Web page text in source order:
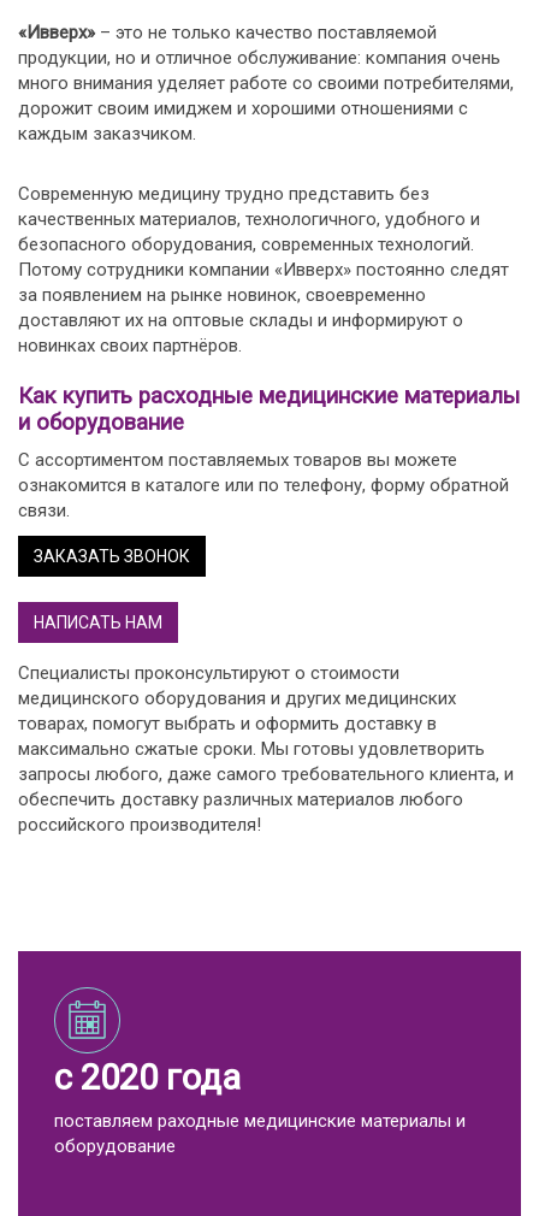
«Ивверх»– это не только качество поставляемой
продукции, но и отличное обслуживание: компания очень
много внимания уделяет работе со своими потребителями,
дорожит своим имиджем и хорошими отношениями с
каждым заказчиком.
Современную медицину трудно представить без
качественных материалов, технологичного, удобного и
безопасного оборудования, современных технологий.
Потому сотрудники компании «Ивверх» постоянно следят
за появлением на рынке новинок, своевременно
доставляют их на оптовые склады и информируют о
новинках своих партнёров.
Как купить расходные медицинские материалы
и оборудование
С ассортиментом поставляемых товаров вы можете
ознакомится в каталоге или по телефону, форму обратной
связи.
ЗАКАЗАТЬ ЗВОНОК
НАПИСАТЬ НАМ
Специалисты проконсультируют о стоимости
медицинского оборудования и других медицинских
товарах, помогут выбрать и оформить доставку в
максимально сжатые сроки. Мы готовы удовлетворить
запросы любого, даже самого требовательного клиента, и
обеспечить доставку различных материалов любого
российского производителя!
с 2020 года
поставляем раходные медицинские материалы и
оборудование